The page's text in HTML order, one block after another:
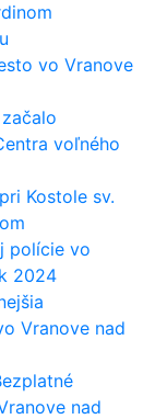
vo Vranove
voľného
Kostole sv.
polície vo
2024
Vranove nad
nad